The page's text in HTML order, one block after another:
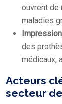
ouvrent de
maladies
des
médicaux,
Acteurs
secteur